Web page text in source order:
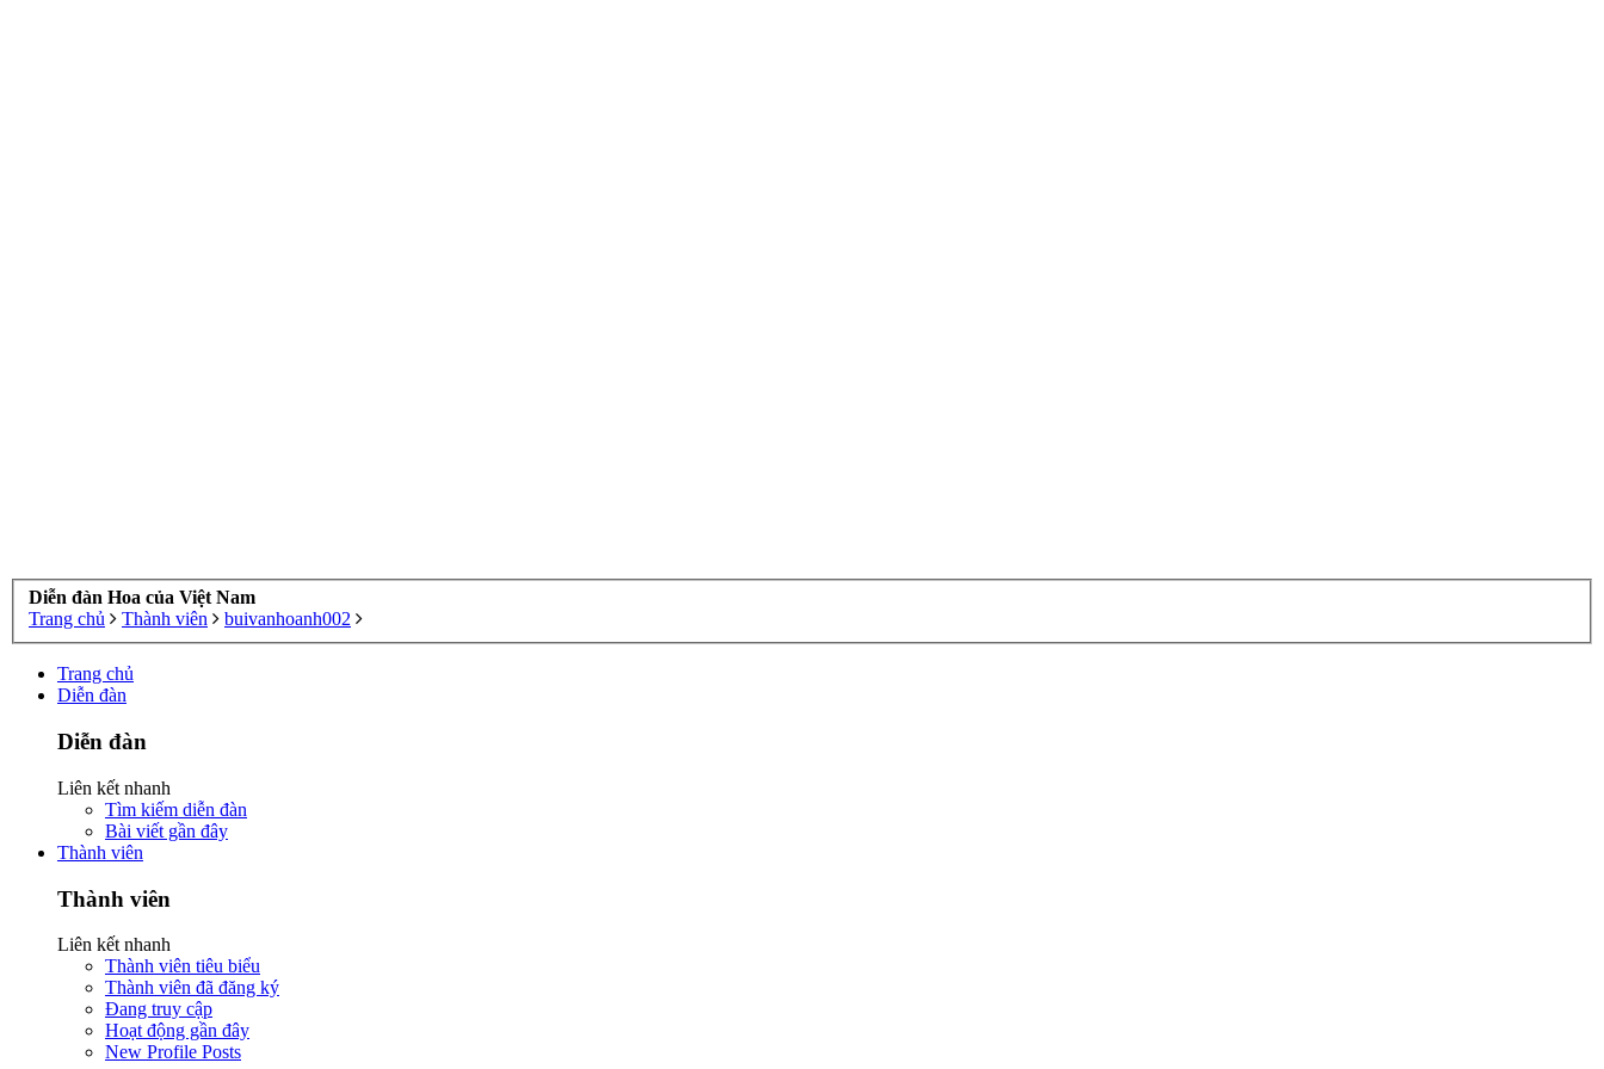
Diễn đàn Hoa của Việt Nam
Trang chủ
Thành viên buivanhoanh002
Trang chủ
Diễn đàn
Diễn đàn
Liên kết nhanh
Tìm kiếm diễn đàn
Bài viết gần đây
Thành viên
Thành viên
Liên kết nhanh
Thành viên tiêu biểu
Thành viên đã đăng ký
Đang truy cập
Hoạt động gần đây
New Profile Posts